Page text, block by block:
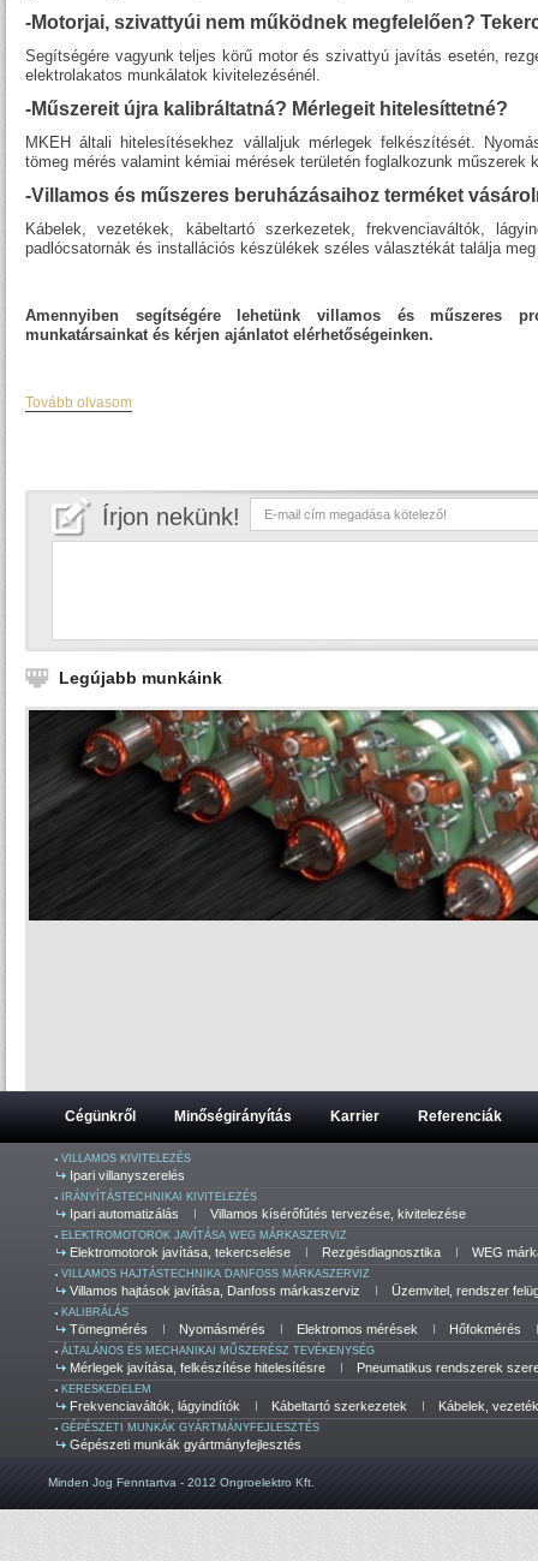
-Motorjai, szivattyúi nem működnek megfelelően?
Segítségére vagyunk teljes körű motor és szivattyú javítás esetén,
elektrolakatos munkálatok kivitelezésénél.
-Műszereit újra kalibráltatná? Mérlegeit hitelesíttetné?
MKEH általi hitelesítésekhez vállaljuk mérlegek felkészítését.
tömeg mérés valamint kémiai mérések területén foglalkozunk műszerek
-Villamos és műszeres beruházásaihoz terméket
Kábelek, vezetékek, kábeltartó szerkezetek, frekvenciaváltók,
padlócsatornák és installációs készülékek széles választékát találja
Amennyiben segítségére lehetünk villamos és műszeres
munkatársainkat és kérjen ajánlatot elérhetőségeinken.
Tovább olvasom
Írjon nekünk!
Legújabb munkáink
Cégünkről Minőségirányítás Karrier Referenciák
VILLAMOS KIVITELEZÉS
Ipari villanyszerelés
IRÁNYÍTÁSTECHNIKAI KIVITELEZÉS
Ipari automatizálás Villamos kísérőfűtés tervezése, kivitelezése
ELEKTROMOTOROK JAVÍTÁSA WEG MÁRKASZERVIZ
Elektromotorok javítása, tekercselése Rezgésdiagnosztika WEG
VILLAMOS HAJTÁSTECHNIKA DANFOSS MÁRKASZERVIZ
Villamos hajtások javítása, Danfoss márkaszerviz Üzemvitel, rendszer
KALIBRÁLÁS
Tömegmérés Nyomásmérés Elektromos mérések Hőfokmérés
ÁLTALÁNOS ÉS MECHANIKAI MŰSZERÉSZ TEVÉKENYSÉG
Mérlegek javítása, felkészítése hitelesítésre Pneumatikus rendszerek
KERESKEDELEM
Frekvenciaváltók, lágyindítók Kábeltartó szerkezetek Kábelek,
GÉPÉSZETI MUNKÁK GYÁRTMÁNYFEJLESZTÉS
Gépészeti munkák gyártmányfejlesztés
Minden Jog Fenntartva - 2012 Ongroelektro Kft.